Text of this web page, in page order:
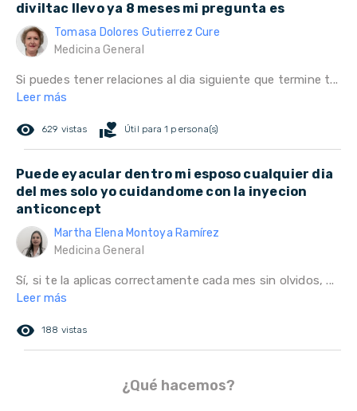
diviltac llevo ya 8 meses mi pregunta es
Tomasa Dolores Gutierrez Cure
Medicina General
Si puedes tener relaciones al dia siguiente que termine t...
Leer más
remove_red_eye 629 vistas volunteer_activism Útil para 1 persona(s)
Puede eyacular dentro mi esposo cualquier dia
del mes solo yo cuidandome con la inyecion
anticoncept
Martha Elena Montoya Ramírez
Medicina General
Sí, si te la aplicas correctamente cada mes sin olvidos, ...
Leer más
remove_red_eye 188 vistas
¿Qué hacemos?